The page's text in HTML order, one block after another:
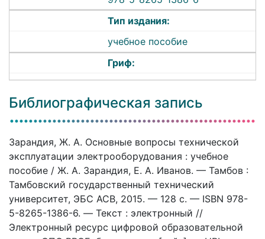
Тип издания:
учебное пособие
Гриф:
Библиографическая запись
Зарандия, Ж. А. Основные вопросы технической
эксплуатации электрооборудования : учебное
пособие / Ж. А. Зарандия, Е. А. Иванов. — Тамбов :
Тамбовский государственный технический
университет, ЭБС АСВ, 2015. — 128 c. — ISBN 978-
5-8265-1386-6. — Текст : электронный //
Электронный ресурс цифровой образовательной